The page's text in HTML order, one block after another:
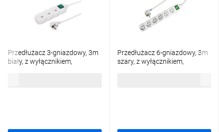
Przedłużacz 3-gniazdowy, 3m
biały, z wyłącznikiem,
Przedłużacz 6-gniazdowy, 3m
szary, z wyłącznikiem,